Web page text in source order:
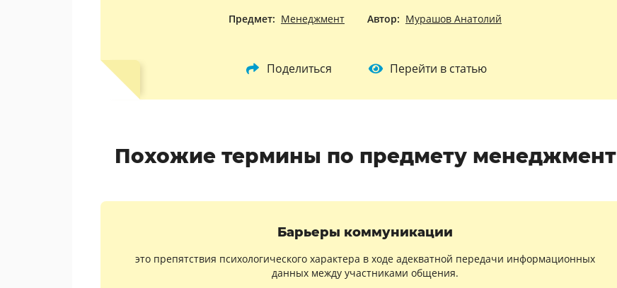
Предмет: Менеджмент Автор: Мурашов Анатолий
Поделиться Перейти в статью
Похожие термины по предмету менеджмент
Барьеры коммуникации
это препятствия психологического характера в ходе адекватной передачи информационных
данных между участниками общения.